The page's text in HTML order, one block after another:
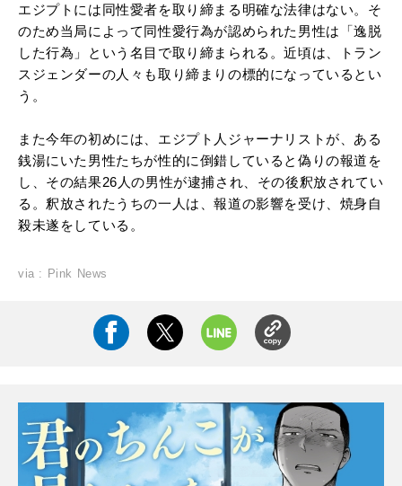
エジプトには同性愛者を取り締まる明確な法律はない。そ
のため当局によって同性愛行為が認められた男性は「逸脱
した行為」という名目で取り締まられる。近頃は、トラン
スジェンダーの人々も取り締まりの標的になっているとい
う。
また今年の初めには、エジプト人ジャーナリストが、ある
銭湯にいた男性たちが性的に倒錯していると偽りの報道を
し、その結果26人の男性が逮捕され、その後釈放されてい
る。釈放されたうちの一人は、報道の影響を受け、焼身自
殺未遂をしている。
via : Pink News